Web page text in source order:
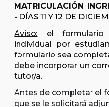
MATRICULACIÓN
- DÍAS11 Y 12 DE DICI
Aviso:
el
individual por
formulario sea
debe incorporar un
tutor/a.
Antes de completar el
que se le solicitará